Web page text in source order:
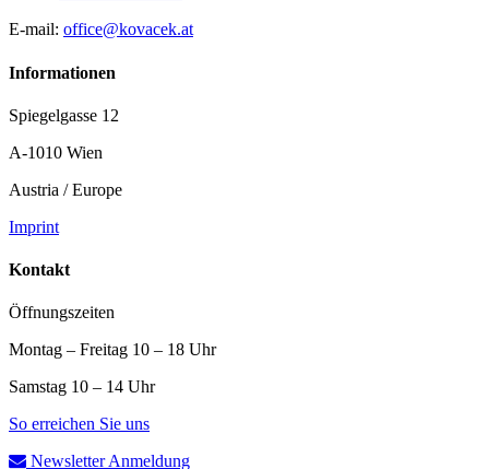
E-mail: office@kovacek.at
Informationen
Spiegelgasse 12
A-1010 Wien
Austria / Europe
Imprint
Kontakt
Öffnungszeiten
Montag – Freitag 10 – 18 Uhr
Samstag 10 – 14 Uhr
So erreichen Sie uns
Newsletter Anmeldung